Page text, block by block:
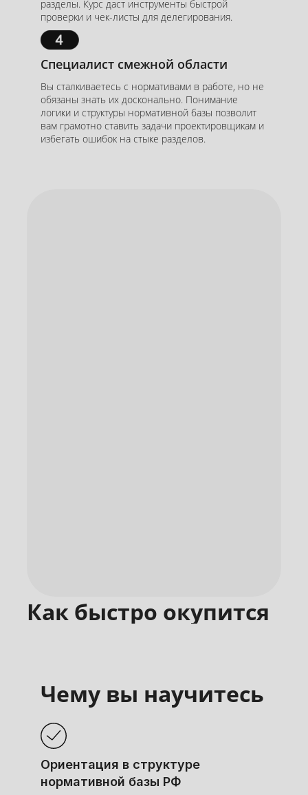
разделы. Курс даст инструменты быстрой
проверки и чек-листы для делегирования.
Специалист смежной области
Вы сталкиваетесь с нормативами в работе, но не
обязаны знать их досконально. Понимание
логики и структуры нормативной базы позволит
вам грамотно ставить задачи проектировщикам и
избегать ошибок на стыке разделов.
Как быстро окупится
Показываем, как будет расти ваш
заработок со временем вместе с опытом.
65000
Чему вы научитесь
Ориентация в структуре
нормативной базы РФ